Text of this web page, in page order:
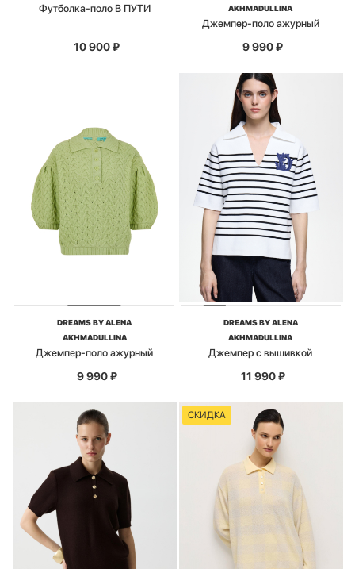
Футболка-поло В ПУТИ
10 900₽
AKHMADULLINA
Джемпер-поло ажурный
9 990₽
DREAMS BY ALENA
AKHMADULLINA
Джемпер-поло ажурный
9 990₽
DREAMS BY ALENA
AKHMADULLINA
Джемпер с вышивкой
11 990₽
СКИДКА